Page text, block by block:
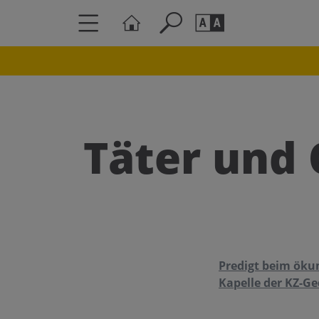
AA
Täter und
Predigt beim
Kapelle der KZ-